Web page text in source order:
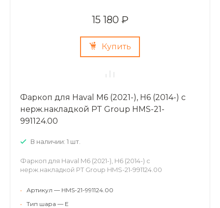
15 180 ₽
Купить
Фаркоп для Haval M6 (2021-), H6 (2014-) с
нерж.накладкой PT Group HMS-21-
991124.00
В наличии: 1 шт.
Фаркоп для Haval M6 (2021-), H6 (2014-) с
нерж.накладкой PT Group HMS-21-991124.00
•
Артикул — HMS-21-991124.00
•
Тип шара — E